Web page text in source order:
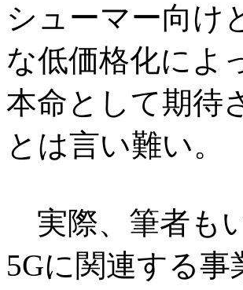
シューマー向け
な低価格化によ
本命として期待
とは言い難い。
実際、筆者も
5Gに関連する